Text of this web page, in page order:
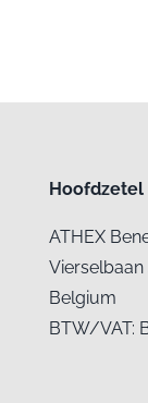
ATHEX
Vierselbaan
Belgium
BTW/VAT: